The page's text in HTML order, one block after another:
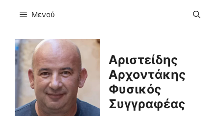
Μενού
Αριστείδης
Αρχοντάκης
Φυσικός
Συγγραφέας